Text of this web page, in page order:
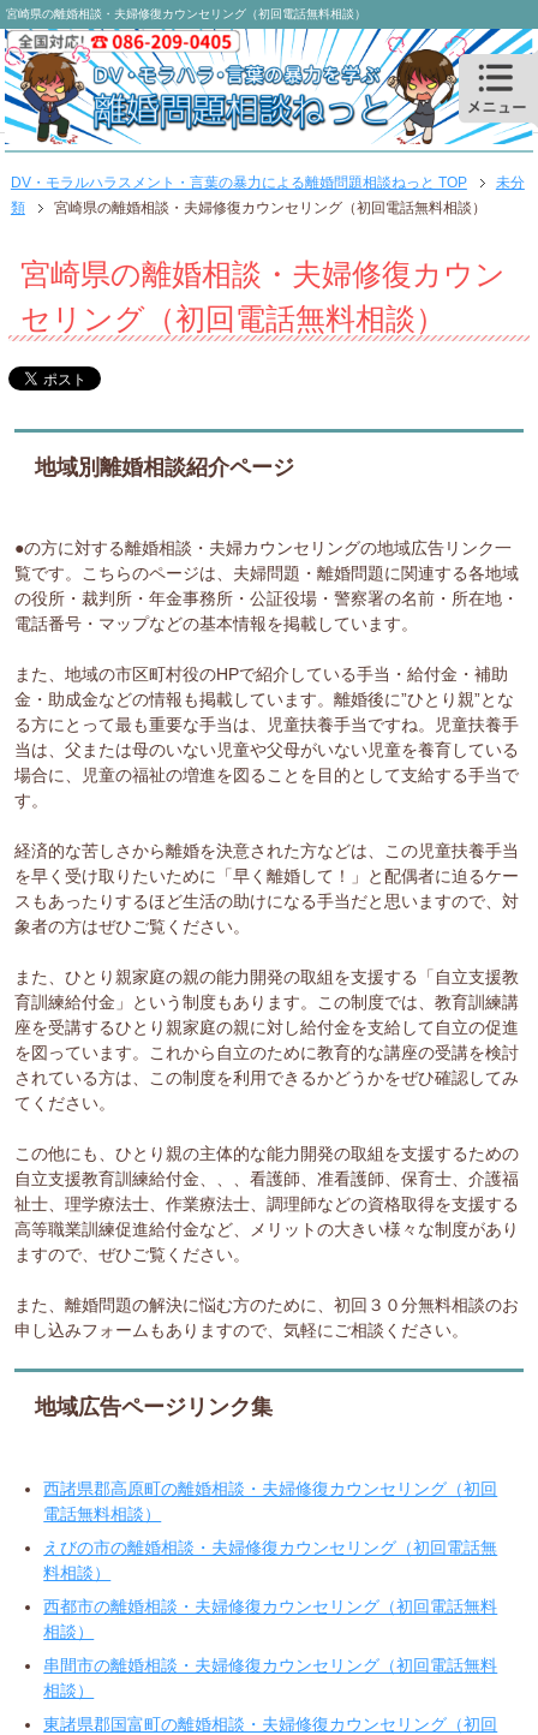
宮崎県の離婚相談・夫婦修復カウンセリング（初回電話無料相談）
DV・モラルハラスメント・言葉の暴力による離婚問題相談ねっと TOP
未分
類
宮崎県の離婚相談・夫婦修復カウンセリング（初回電話無料相談）
宮崎県の離婚相談・夫婦修復カウン
セリング（初回電話無料相談）
地域別離婚相談紹介ページ
●の方に対する離婚相談・夫婦カウンセリングの地域広告リンク一
覧です。こちらのページは、夫婦問題・離婚問題に関連する各地域
の役所・裁判所・年金事務所・公証役場・警察署の名前・所在地・
電話番号・マップなどの基本情報を掲載しています。
また、地域の市区町村役のHPで紹介している手当・給付金・補助
金・助成金などの情報も掲載しています。離婚後に”ひとり親”とな
る方にとって最も重要な手当は、児童扶養手当ですね。児童扶養手
当は、父または母のいない児童や父母がいない児童を養育している
場合に、児童の福祉の増進を図ることを目的として支給する手当で
す。
経済的な苦しさから離婚を決意された方などは、この児童扶養手当
を早く受け取りたいために「早く離婚して！」と配偶者に迫るケー
スもあったりするほど生活の助けになる手当だと思いますので、対
象者の方はぜひご覧ください。
また、ひとり親家庭の親の能力開発の取組を支援する「自立支援教
育訓練給付金」という制度もあります。この制度では、教育訓練講
座を受講するひとり親家庭の親に対し給付金を支給して自立の促進
を図っています。これから自立のために教育的な講座の受講を検討
されている方は、この制度を利用できるかどうかをぜひ確認してみ
てください。
この他にも、ひとり親の主体的な能力開発の取組を支援するための
自立支援教育訓練給付金、、、看護師、准看護師、保育士、介護福
祉士、理学療法士、作業療法士、調理師などの資格取得を支援する
高等職業訓練促進給付金など、メリットの大きい様々な制度があり
ますので、ぜひご覧ください。
また、離婚問題の解決に悩む方のために、初回３０分無料相談のお
申し込みフォームもありますので、気軽にご相談ください。
地域広告ページリンク集
西諸県郡高原町の離婚相談・夫婦修復カウンセリング（初回
電話無料相談）
えびの市の離婚相談・夫婦修復カウンセリング（初回電話無
料相談）
西都市の離婚相談・夫婦修復カウンセリング（初回電話無料
相談）
串間市の離婚相談・夫婦修復カウンセリング（初回電話無料
相談）
東諸県郡国富町の離婚相談・夫婦修復カウンセリング（初回